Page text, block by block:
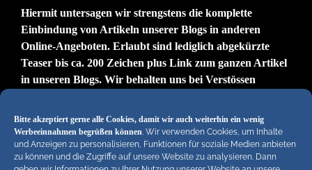
Bitte akzeptiert gerne alle Cookies, damit wir auch weiterhin ein wenig
Werbeeinnahmen begrüßen können. Wir verwenden Cookies, um Inhalte
und Anzeigen zu personalisieren, Funktionen für soziale Medien anbieten
zu können und die Zugriffe auf unsere Website zu analysieren. Dann
Hiermit untersagen wir strengstens die komplette
Einbindung von Artikeln unserer Blogs in anderen
Online-Angeboten. Erlaubt sind lediglich abgekürzte
Teaser bis ca. 200 Zeichen plus Link zum ganzen Artikel
in unseren Blogs. Wir behalten uns bei Verstössen